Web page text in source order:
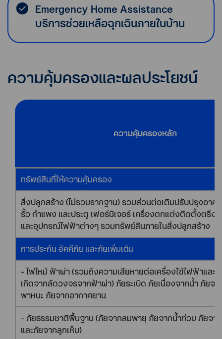
Emergency Home Assistance
บริการช่วยเหลือฉุกเฉินภายในบ้าน
ความคุ้มครองและผลประโยชน์
ความคุ้มครองหลัก
ทรัพย์สินที่ให้ความคุ้มครอง
สิ่งปลูกสร้าง (ไม่รวมรากฐาน) รวมส่วนต่อเติมปรับปรุงอาค
รั้ว กำแพง และประตู เฟอร์นิเจอร์ เครื่องตกแต่งติดตั้งตรึงต
และอุปกรณ์ไฟฟ้าต่างๆ รวมทรัพย์สินภายในสิ่งปลูกสร้าง
การประกัน อัคคีภัย และภัยเพิ่มเติม
- ไฟไหม้ ฟ้าผ่า (รวมถึงความเสียหายต่อเครื่องใช้ไฟฟ้าแล
เกิดจากลัดวงจรจากฟ้าผ่า) ภัยระเบิด ภัยเนื่องจากน้ำ ภัยจ
พาหนะ ภัยจากอากาศยาน
- ภัยธรรมชาติพื้นฐาน (ภัยจากลมพายุ ภัยจากน้ำท่วม ภัยจา
และภัยจากลูกเห็บ)